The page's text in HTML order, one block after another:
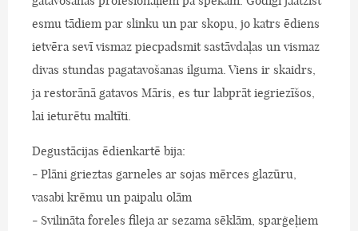
esmu tādiem par slinku un par skopu, jo katrs ēdiens
ietvēra sevī vismaz piecpadsmit sastāvdaļas un vismaz
divas stundas pagatavošanas ilguma. Viens ir skaidrs,
ja restorānā gatavos Māris, es tur labprāt iegriezīšos,
lai ieturētu maltīti.
Degustācijas ēdienkartē bija:
- Plāni grieztas garneles ar sojas mērces glazūru,
vasabi krēmu un paipalu olām
- Svilināta foreles fileja ar sezama sēklām, sparģeļiem